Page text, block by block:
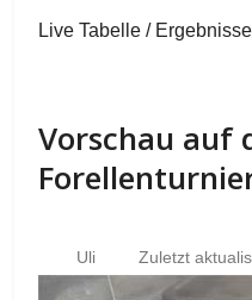
Live Tabelle /
Vorschau auf
Uli Zuletzt